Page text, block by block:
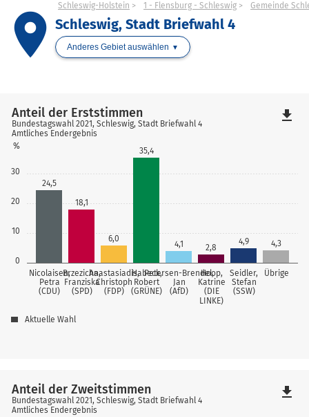
place
Schleswig-Holstein 1 - Flensburg - Schleswig Gemeinde
Schleswig, Stadt Briefwahl 4
Anderes Gebiet auswählen
0
10
20
30
%
Nicolaisen,
Petra
(CDU)
Brzezicha,
Franziska
(SPD)
Anastasiadis,
Christoph
(FDP)
Habeck,
Robert
(GRÜNE)
Petersen-Brendel,
Jan
(AfD)
Hoop,
Katrine
(DIE
LINKE)
Seidler,
Stefan
(SSW)
Übrige
24,5
18,1
6,0
35,4
4,1 2,8
4,9 4,3
Anteil der Erststimmen
Bundestagswahl 2021, Schleswig, Stadt Briefwahl 4
Amtliches Endergebnis
Aktuelle Wahl
file_download
Anteil der Zweitstimmen
Bundestagswahl 2021, Schleswig, Stadt Briefwahl 4
Amtliches Endergebnis
file_download